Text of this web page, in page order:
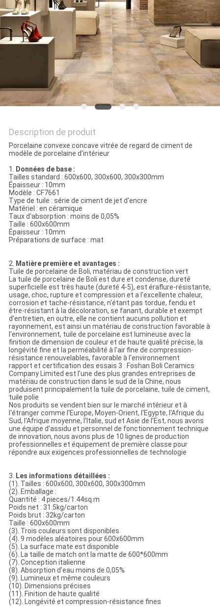
PLAN
DU
SITE
POLITIQUE
DE
CONFIDENTIALITÉ
Description de produit
Porcelaine convexe concave vitrée de regard de ciment de
modèle de porcelaine d'intérieur
1. Données de base :
Tailles standard : 600x600, 300x600, 300x300mm
Épaisseur : 10mm
Modèle : CF7661
Type de tuile : série de ciment de jet d'encre
Matériel : en céramique
Taux d'absorption : moins de 0,05%
Taille : 600x600mm
Épaisseur : 10mm
Préparations de surface : mat
2. Matière première et avantages :
Tuile de porcelaine de Boli, matériau de construction vert
La tuile de porcelaine de Boli est dure et condense, dureté
superficielle est très haute (dureté 4-5), est éraflure-résistante,
usage, choc, rupture et compression et a l'excellente chaleur,
corrosion et tache-résistance, n'étant pas tordue, fendu et
être-résistant à la décoloration, se fanant, durable et exempt
d'entretien, en outre, elle ne contient aucuns pollution et
rayonnement, est ainsi un matériau de construction favorable à
l'environnement, tuile de porcelaine est lumineuse avec la
finition de dimension de couleur et de haute qualité précise, la
longévité fine et la perméabilité à l'air fine de compression-
résistance renouvelables, favorable à l'environnement
rapport et certification des essais 3 : Foshan Boli Ceramics
Company Limited est l'une des plus grandes entreprises de
matériau de construction dans le sud de la Chine, nous
produisent principalement la tuile de porcelaine, tuile de ciment,
tuile polie
Nos produits se vendent bien sur le marché intérieur et à
l'étranger comme l'Europe, Moyen-Orient, l'Egypte, l'Afrique du
Sud, l'Afrique moyenne, l'Italie, sud et Asie de l'Est, nous avons
une équipe d'assidu et personnel de fonctionnement technique
de innovation, nous avons plus de 10 lignes de production
professionnelles et équipement de première classe pour
répondre aux exigences professionnelles de technologie
3. Les informations détaillées :
(1). Tailles : 600x600, 300x600, 300x300mm
(2). Emballage :
Quantité : 4 pieces/1.44sq.m
Poids net : 31.5kg/carton
Poids brut : 32kg/carton
Taille : 600x600mm
(3). Trois couleurs sont disponibles
(4). 9 modèles aléatoires pour 600x600mm
(5). La surface mate est disponible
(6). La taille de match ont la matte de 600*600mm
(7). Conception italienne
(8). Absorption d'eau moins de 0,05%
(9). Lumineux et même couleurs
(10). Dimensions précises
(11). Finition de haute qualité
(12). Longévité et compression-résistance fines